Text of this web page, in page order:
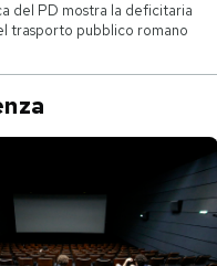
del PD mostra la deficitaria
trasporto pubblico romano